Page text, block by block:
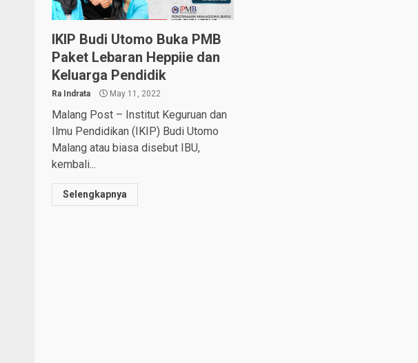
IKIP Budi Utomo Buka PMB
Paket Lebaran Heppiie dan
Keluarga Pendidik
Ra Indrata May 11, 2022
Malang Post – Institut Keguruan dan
Ilmu Pendidikan (IKIP) Budi Utomo
Malang atau biasa disebut IBU,
kembali...
Selengkapnya